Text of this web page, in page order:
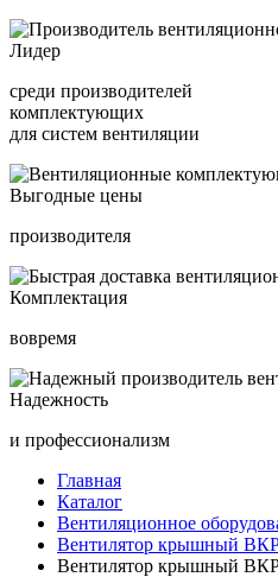
Лидер
среди производителей
комплектующих
для систем вентиляции
Выгодные цены
производителя
Комплектация
вовремя
Надежность
и профессионализм
Главная
Каталог
Вентиляционное
Вентилятор крышный
Вентилятор крышный